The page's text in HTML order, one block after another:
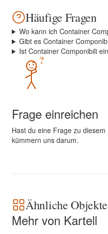
Häufige Fragen
Wo kann ich Container
Gibt es Container
Ist Container Componibili
?
Frage einreichen
Hast du eine Frage zu
kümmern uns darum.
Ähnliche Objekte
Mehr von Kartell